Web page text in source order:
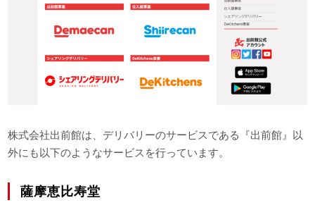
株式会社出前館は、デリバリーのサービスである『出前館』以
外にも以下のようなサービスを行っています。
薩摩恵比寿堂